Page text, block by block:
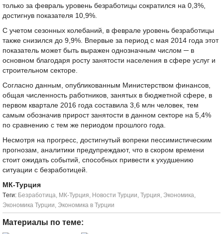
только за февраль уровень безработицы сократился на 0,3%,
достигнув показателя 10,9%.
С учетом сезонных колебаний, в феврале уровень безработицы
также снизился до 9,9%. Впервые за период с мая 2014 года этот
показатель может быть выражен однозначным числом ─ в
основном благодаря росту занятости населения в сфере услуг и
строительном секторе.
Согласно данным, опубликованным Министерством финансов,
общая численность работников, занятых в бюджетной сфере, в
первом квартале 2016 года составила 3,6 млн человек, тем
самым обозначив прирост занятости в данном секторе на 5,4%
по сравнению с тем же периодом прошлого года.
Несмотря на прогресс, достигнутый вопреки пессимистическим
прогнозам, аналитики предупреждают, что в скором времени
стоит ожидать событий, способных привести к ухудшению
ситуации с безработицей.
МК-Турция
Tеги: Безработица, МК-Турция, Новости Турции, Турция, Экономика,
Экономика Турции, Экономика в Турции
Материалы по теме: